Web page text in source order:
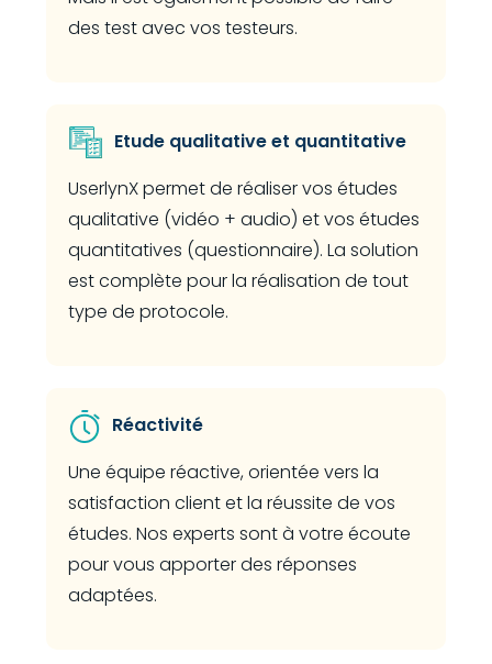
des test avec vos testeurs.
Etude qualitative et quantitative
UserlynX permet de réaliser vos études
qualitative (vidéo + audio) et vos études
quantitatives (questionnaire). La solution
est complète pour la réalisation de tout
type de protocole.
Réactivité
Une équipe réactive, orientée vers la
satisfaction client et la réussite de vos
études. Nos experts sont à votre écoute
pour vous apporter des réponses
adaptées.